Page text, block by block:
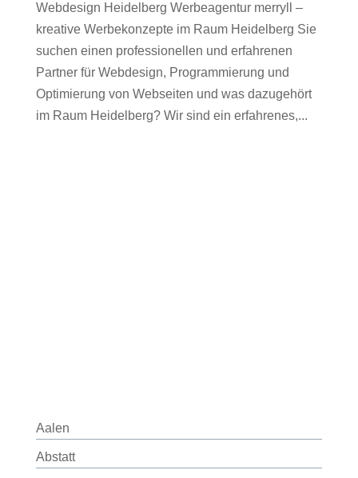
Webdesign Heidelberg Werbeagentur merryll –
kreative Werbekonzepte im Raum Heidelberg Sie
suchen einen professionellen und erfahrenen
Partner für Webdesign, Programmierung und
Optimierung von Webseiten und was dazugehört
im Raum Heidelberg? Wir sind ein erfahrenes,...
Aalen
Abstatt